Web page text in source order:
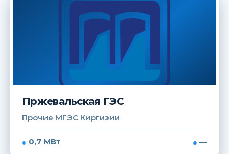
Пржевальская ГЭС
Прочие МГЭС Киргизии
0,7 МВт —